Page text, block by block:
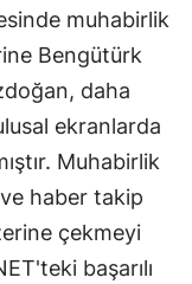
muhabirlik
Bengütürk
daha
ekranlarda
Muhabirlik
ve haber takip
çekmeyi
başarılı